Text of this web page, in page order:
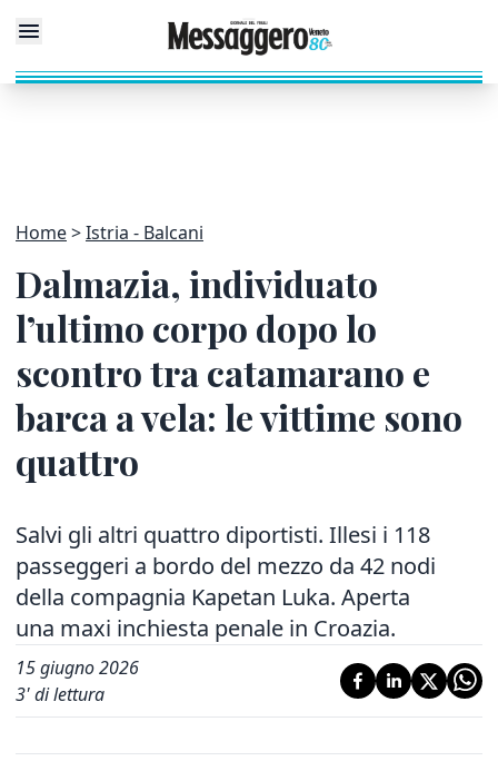
Home Istria - Balcani
Dalmazia, individuato
l’ultimo corpo dopo lo
scontro tra catamarano e
barca a vela: le vittime sono
quattro
Salvi gli altri quattro diportisti. Illesi i 118
passeggeri a bordo del mezzo da 42 nodi
della compagnia Kapetan Luka. Aperta
una maxi inchiesta penale in Croazia.
15 giugno 2026
3' di lettura